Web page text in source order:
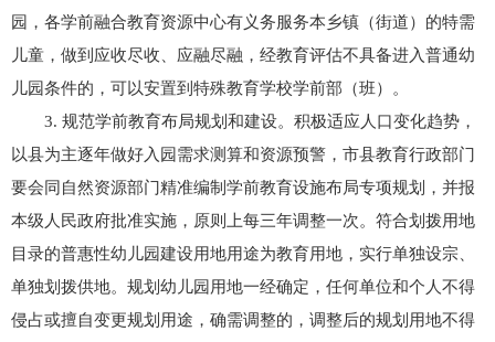
园，各学前融合教育资源中心有义务服务本乡镇（街道）的特需
儿童，做到应收尽收、应融尽融，经教育评估不具备进入普通幼
儿园条件的，可以安置到特殊教育学校学前部（班）。
3. 规范学前教育布局规划和建设。积极适应人口变化趋势，
以县为主逐年做好入园需求测算和资源预警，市县教育行政部门
要会同自然资源部门精准编制学前教育设施布局专项规划，并报
本级人民政府批准实施，原则上每三年调整一次。符合划拨用地
目录的普惠性幼儿园建设用地用途为教育用地，实行单独设宗、
单独划拨供地。规划幼儿园用地一经确定，任何单位和个人不得
侵占或擅自变更规划用途，确需调整的，调整后的规划用地不得